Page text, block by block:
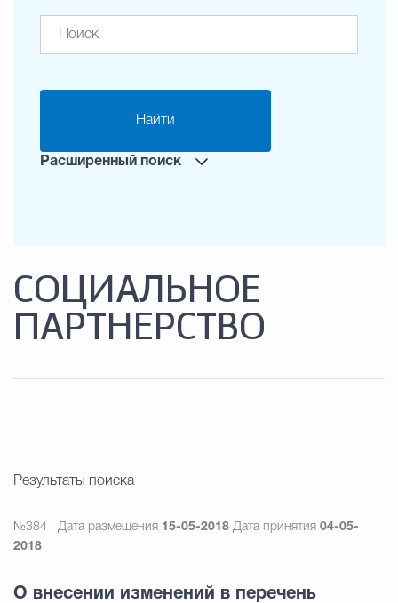
Найти
Расширенный поиск
СОЦИАЛЬНОЕ
ПАРТНЕРСТВО
Результаты поиска
№384 Дата размещения 15-05-2018 Дата принятия 04-05-
2018
О внесении изменений в перечень